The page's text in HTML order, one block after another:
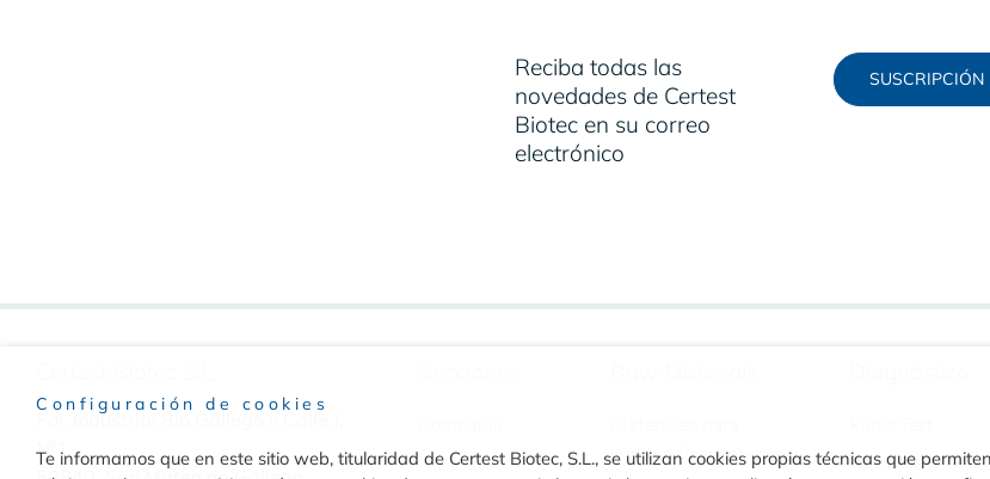
Reciba todas las
novedades de Certest
Biotec en su correo
electrónico
SUSCRIPCIÓN
Pol. Industrial Río Gállego II Calle J,
Nº1
Noticias
inmunodiagnóstico
Turbilatex
Configuración de cookies
Te informamos que en este sitio web, titularidad de Certest Biotec, S.L., se utilizan cookies propias técnicas que